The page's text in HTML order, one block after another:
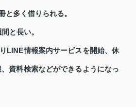
と多く借りられる。
と長い。
LINE情報案内サービスを開始、休
資料検索などができるようになっ